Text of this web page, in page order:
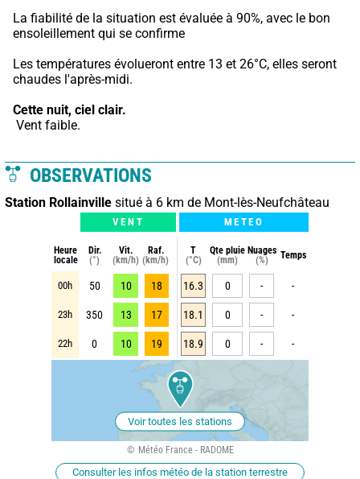
La fiabilité de la situation est évaluée à 90%, avec le bon
ensoleillement qui se confirme
Les températures évolueront entre 13 et 26°C, elles seront
chaudes l'après-midi.
Cette nuit, ciel clair.
Vent faible.
OBSERVATIONS
Station Rollainville situé à 6 km de Mont-lès-Neufchâteau
VENT METEO
Heure
locale
Dir.
(°)
Vit.
(km/h)
Raf.
(km/h)
T
(°C)
Qte pluie
(mm)
Nuages
(%)
Temps
00h 50 10 18 16.3 0 - -
23h 350 13 17 18.1 0 - -
22h 0 10 19 18.9 0 - -
Voir toutes les stations
Météo France - RADOME
Consulter les infos météo de la station terrestre